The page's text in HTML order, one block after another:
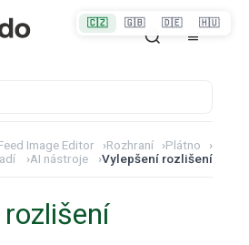
Image Editor ›Rozhraní ›Plátno
›
›AI nástroje ›Vylepšení rozlišení
🇨🇿 🇬🇧 🇩🇪 🇭🇺